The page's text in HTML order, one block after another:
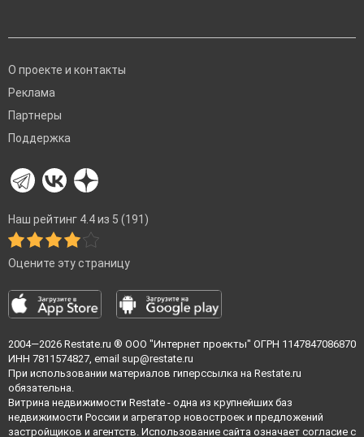
О проекте и контакты
Реклама
Партнеры
Поддержка
Наш рейтинг 4.4 из 5 (191)
Оцените эту страницу
2004—2026 Restate.ru ® ООО "Интернет проекты" ОГРН 1147847086870
ИНН 7811574827, email sup@restate.ru
При использовании материалов гиперссылка на Restate.ru
обязательна.
Витрина недвижимости Restate - одна из крупнейших баз
недвижимости России и агрегатор новостроек и предложений
застройщиков и агентств. Использование сайта означает согласие с